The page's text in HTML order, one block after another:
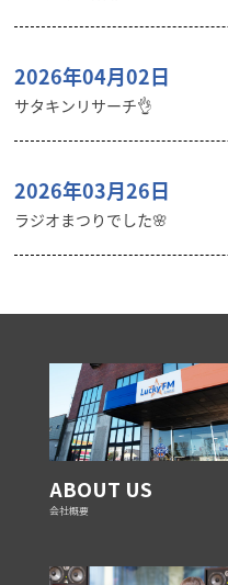
2026年04月02日
サタキンリサーチ👌
2026年03月26日
ラジオまつりでした🌸
ABOUT US
会社概要